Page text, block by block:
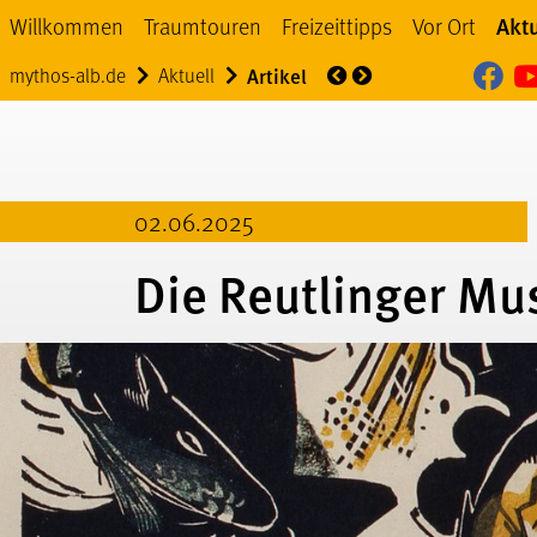
Willkommen Traumtouren Freizeittipps Vor Ort
mythos-alb.de Aktuell Artikel Aktuell
Nachrichten
02.06.2025
Die Reutlinger